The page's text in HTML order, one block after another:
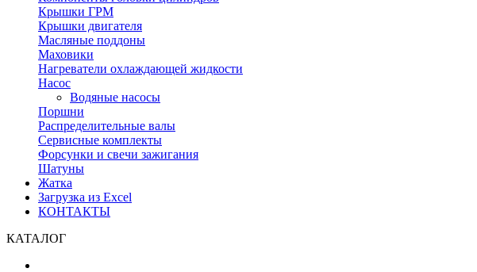
Крышки ГРМ
Крышки двигателя
Масляные поддоны
Маховики
Нагреватели охлаждающей жидкости
Насос
Водяные насосы
Поршни
Распределительные валы
Сервисные комплекты
Форсунки и свечи зажигания
Шатуны
Жатка
Загрузка из Excel
КОНТАКТЫ
КАТАЛОГ